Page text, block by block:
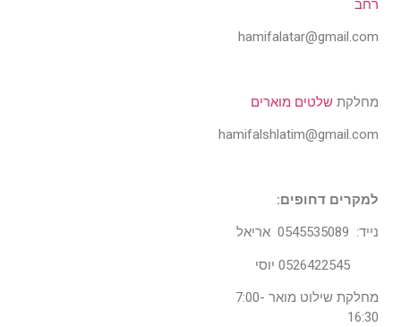
רחב
hamifalatar@gmail.com
מחלקת שלטים מוארים
hamifalshlatim@gmail.com
למקרים דחופים:
נייד: 0545535089 אריאל
מחלקת שילוט מואר 7:00-
16:30